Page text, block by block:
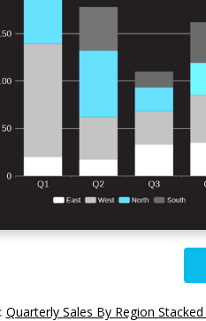
Quarterly Sales By Region